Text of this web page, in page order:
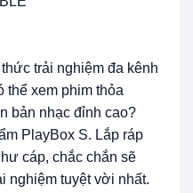
trải nghiệm đa kênh
thể xem phim thỏa
bản nhạc đỉnh cao?
PlayBox S. Lắp ráp
cáp, chắc chắn sẽ
nghiệm tuyệt vời nhất.